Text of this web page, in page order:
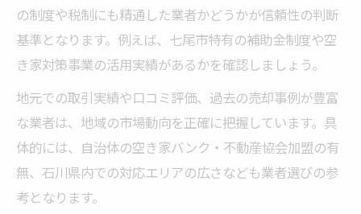
の制度や税制にも精通した業者かどうかが信頼性の判断
基準となります。例えば、七尾市特有の補助金制度や空
き家対策事業の活用実績があるかを確認しましょう。
地元での取引実績や口コミ評価、過去の売却事例が豊富
な業者は、地域の市場動向を正確に把握しています。具
体的には、自治体の空き家バンク・不動産協会加盟の有
無、石川県内での対応エリアの広さなども業者選びの参
考となります。